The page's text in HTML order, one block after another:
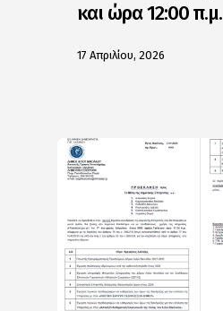
και ώρα 12:00 π.μ.
17 Απριλίου, 2026